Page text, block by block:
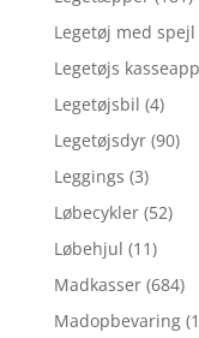
Legetøj med spejl
Legetøjs
Legetøjsbil (4)
Legetøjsdyr (90)
Leggings (3)
Løbecykler (52)
Løbehjul (11)
Madkasser (684)
Madopbevaring